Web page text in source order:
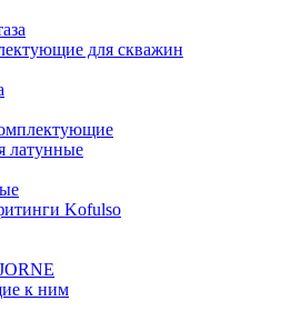
для скважин
латунные
Kofulso
к ним